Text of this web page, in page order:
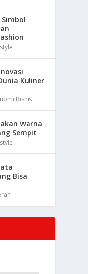
Simbol
Kuliner
Bisnis
Warna
Sempit
Bisa